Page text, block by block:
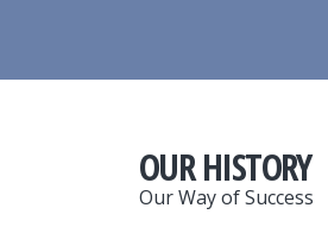
OUR HISTORY
Our Way of Success